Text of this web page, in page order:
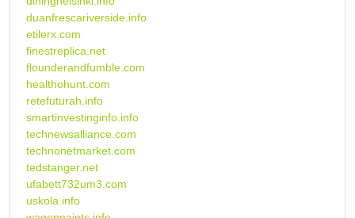
duanfrescariverside.info
etilerx.com
finestreplica.net
flounderandfumble.com
healthohunt.com
retefuturah.info
smartinvestinginfo.info
technewsalliance.com
technonetmarket.com
tedstanger.net
ufabett732um3.com
uskola.info